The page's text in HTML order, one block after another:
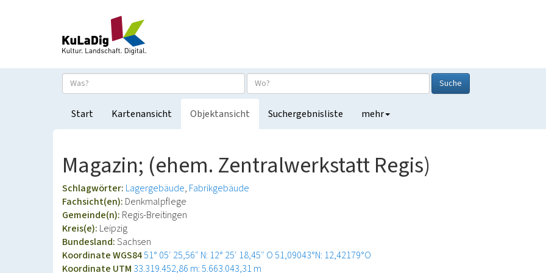
Suche
Start Kartenansicht Objektansicht Suchergebnisliste mehr
Magazin; (ehem. Zentralwerkstatt Regis)
Schlagwörter: Lagergebäude Fabrikgebäude
Fachsicht(en): Denkmalpflege
Gemeinde(n): Regis-Breitingen
Kreis(e): Leipzig
Bundesland:Sachsen
Koordinate WGS8451° 05′ 25,56″ N: 12° 25′ 18,45″ O51,09043°N: 12,42179°O
Koordinate UTM 33.319.452,86 m: 5.663.043,31 m